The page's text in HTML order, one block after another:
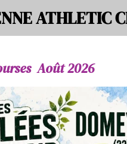
ATHLETIC
Août 2026